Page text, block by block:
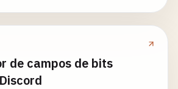
de campos de bits